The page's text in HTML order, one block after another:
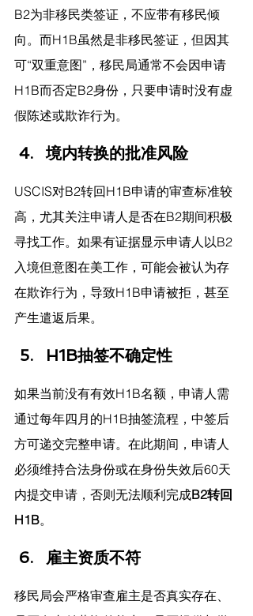
B2为非移民类签证，不应带有移民倾
向。而H1B虽然是非移民签证，但因其
可“双重意图”，移民局通常不会因申请
H1B而否定B2身份，只要申请时没有虚
假陈述或欺诈行为。
境内转换的批准风险
USCIS对B2转回H1B申请的审查标准较
高，尤其关注申请人是否在B2期间积极
寻找工作。如果有证据显示申请人以B2
入境但意图在美工作，可能会被认为存
在欺诈行为，导致H1B申请被拒，甚至
产生遣返后果。
H1B抽签不确定性
如果当前没有有效H1B名额，申请人需
通过每年四月的H1B抽签流程，中签后
方可递交完整申请。在此期间，申请人
必须维持合法身份或在身份失效后60天
内提交申请，否则无法顺利完成B2转回
H1B。
雇主资质不符
移民局会严格审查雇主是否真实存在、